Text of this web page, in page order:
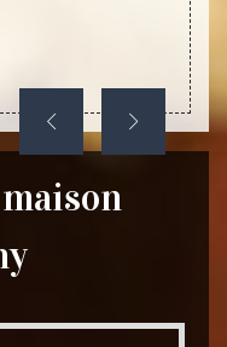
le
dans